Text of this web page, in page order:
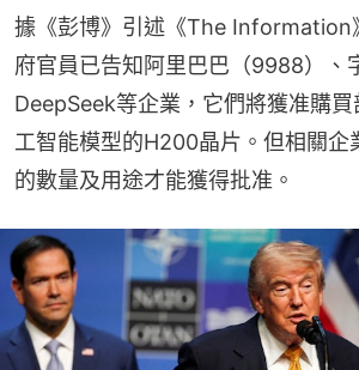
據《彭博》引述《The Information
府官員已告知阿里巴巴（9988）、
DeepSeek等企業，它們將獲准購買
工智能模型的H200晶片。但相關企
的數量及用途才能獲得批准。